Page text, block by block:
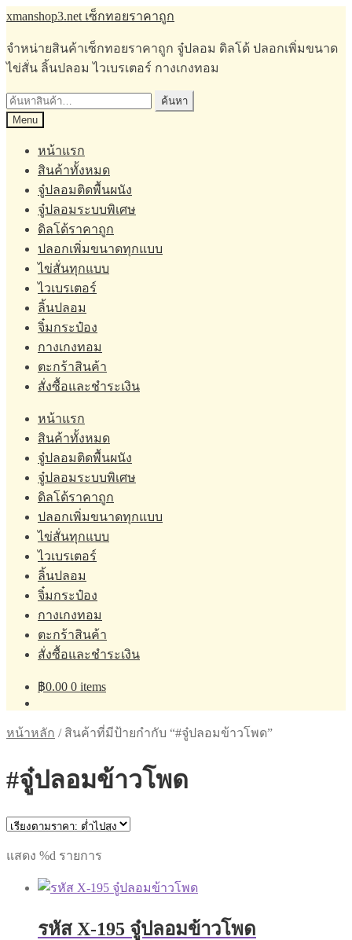
Skip
to
navigation
Skip
to
content
xmanshop3.net เซ็กทอยราคาถูก
จำหน่ายสินค้าเซ็กทอยราคาถูก จู๋ปลอม ดิลโด้ ปลอกเพิ่มขนาด
ไข่สั่น ลิ้นปลอม ไวเบรเตอร์ กางเกงทอม
ค้นหา:
ค้นหา
Menu
หน้าแรก
สินค้าทั้งหมด
จู๋ปลอมติดพื้นผนัง
จู๋ปลอมระบบพิเศษ
ดิลโด้ราคาถูก
ปลอกเพิ่มขนาดทุกแบบ
ไข่สั่นทุกแบบ
ไวเบรเตอร์
ลิ้นปลอม
จิ๋มกระป๋อง
กางเกงทอม
ตะกร้าสินค้า
สั่งซื้อและชำระเงิน
หน้าแรก
สินค้าทั้งหมด
จู๋ปลอมติดพื้นผนัง
จู๋ปลอมระบบพิเศษ
ดิลโด้ราคาถูก
ปลอกเพิ่มขนาดทุกแบบ
ไข่สั่นทุกแบบ
ไวเบรเตอร์
ลิ้นปลอม
จิ๋มกระป๋อง
กางเกงทอม
ตะกร้าสินค้า
สั่งซื้อและชำระเงิน
฿0.00 0 items
หน้าหลัก / สินค้าที่มีป้ายกำกับ “#จู๋ปลอมข้าวโพด”
#จู๋ปลอมข้าวโพด
แสดง %d รายการ
รหัส X-195 จู๋ปลอมข้าวโพด